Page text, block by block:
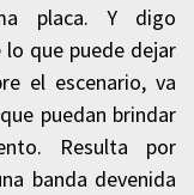
placa. Y digo
que puede dejar
el escenario, va
puedan brindar
Resulta por
banda devenida